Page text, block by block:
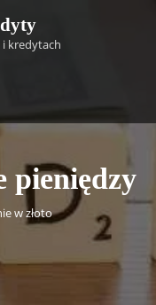
i kredytach
pieniędzy
w złoto